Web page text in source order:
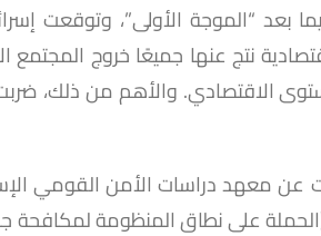
نتج عنها جميعًا خروج المجتمع